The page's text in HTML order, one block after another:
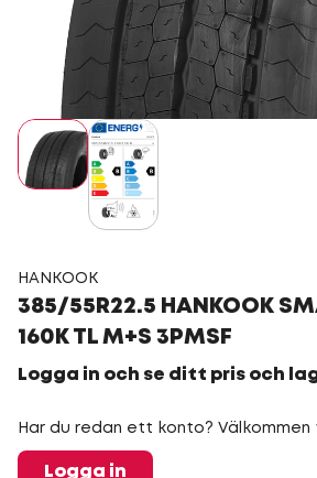
HANKOOK
385/55R22.5 HANKOOK
160K TL M+S 3PMSF
Logga in och se ditt pris och
Har du redan ett konto? Välkommen
Logga in